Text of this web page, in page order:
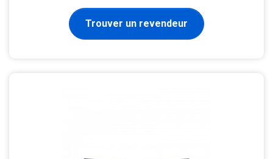
Trouver un revendeur